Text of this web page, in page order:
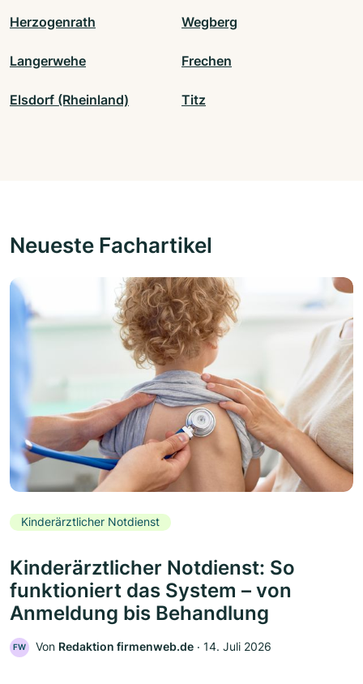
Herzogenrath Wegberg
Langerwehe Frechen
Elsdorf (Rheinland) Titz
Neueste Fachartikel
Kinderärztlicher Notdienst
Kinderärztlicher Notdienst: So
funktioniert das System – von
Anmeldung bis Behandlung
FW Von Redaktion firmenweb.de ‧ 14. Juli 2026